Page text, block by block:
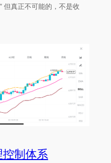
但真正不可能的，不是收
制体系